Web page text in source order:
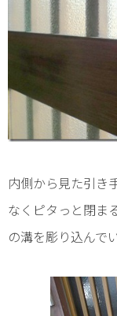
内側から見た引き
なくピタっと閉ま
の溝を彫り込んで